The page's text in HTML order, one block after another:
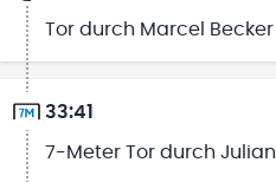
Tor durch Marcel
33:41
7-Meter Tor durch